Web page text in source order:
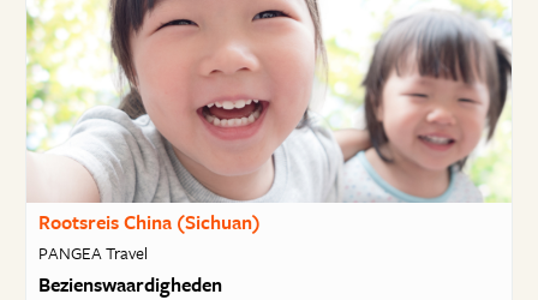
Rootsreis China (Sichuan)
PANGEA Travel
Bezienswaardigheden